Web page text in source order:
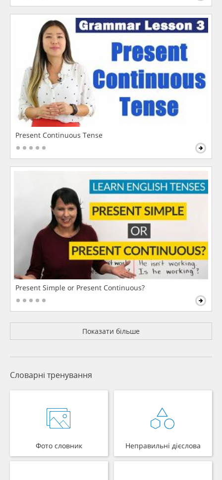
Present Continuous Tense
Present Simple or Present Continuous?
Показати більше
Словарні тренування
Фото словник Неправильні дієслова